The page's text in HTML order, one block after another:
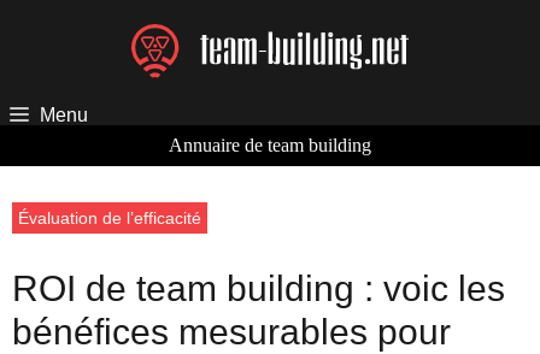
Menu
Annuaire de team building
Évaluation de l’efficacité
ROI de team building : voic les
bénéfices mesurables pour